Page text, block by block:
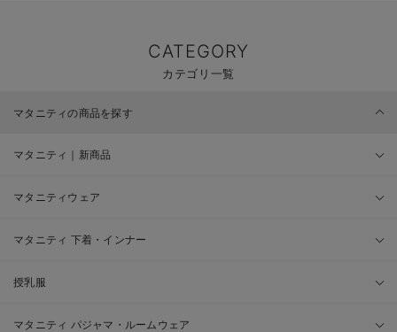
CATEGORY
カテゴリ一覧
マタニティの商品を探す
マタニティ｜新商品
マタニティウェア
マタニティ 下着・インナー
授乳服
マタニティ パジャマ・ルームウェア